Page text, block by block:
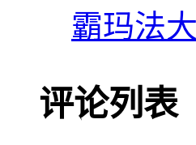
霸玛法
评论列表